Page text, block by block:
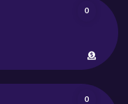
0
0